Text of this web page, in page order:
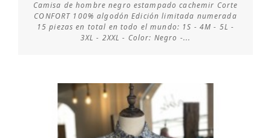
Consultar disponibilidad
Camisa de hombre negro estampado cachemir Corte
CONFORT 100% algodón Edición limitada numerada
15 piezas en total en todo el mundo: 1S - 4M - 5L -
3XL - 2XXL - Color: Negro -...